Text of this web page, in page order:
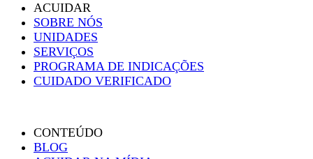
ACUIDAR
SOBRE NÓS
UNIDADES
SERVIÇOS
PROGRAMA DE INDICAÇÕES
CUIDADO VERIFICADO
CONTEÚDO
BLOG